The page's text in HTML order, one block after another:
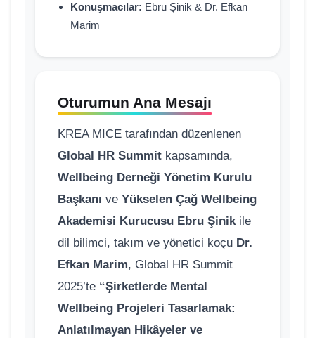
Konuşmacılar: Ebru Şinik & Dr. Efkan
Marim
Oturumun Ana Mesajı
KREA MICE tarafından düzenlenen
Global HR Summit kapsamında,
Wellbeing Derneği Yönetim Kurulu
Başkanı ve Yükselen Çağ Wellbeing
Akademisi Kurucusu Ebru Şinikile
dil bilimci, takım ve yönetici koçu Dr.
Efkan Marim, Global HR Summit
2025’te “Şirketlerde Mental
Wellbeing Projeleri Tasarlamak:
Anlatılmayan Hikâyeler ve